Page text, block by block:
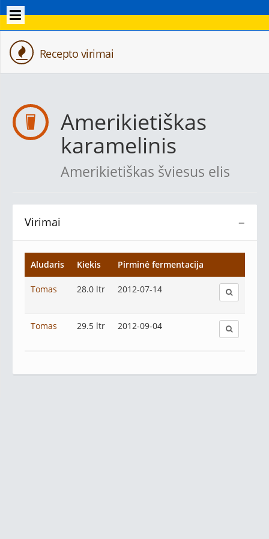
Recepto virimai
Amerikietiškas
karamelinis
Amerikietiškas šviesus elis
−
Virimai
Aludaris Kiekis Pirminė fermentacija
Tomas 28.0 ltr 2012-07-14
Tomas 29.5 ltr 2012-09-04